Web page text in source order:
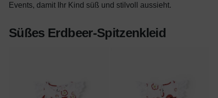
Events, damit Ihr Kind süß und stilvoll aussieht.
Süßes Erdbeer-Spitzenkleid